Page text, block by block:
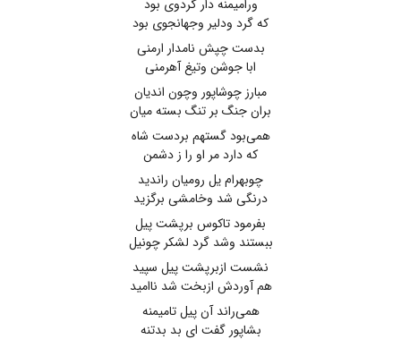
ورامیمنه دار گردوی بود
که گرد ودلیر وجهانجوی بود
بدست چپش نامدار ارمنی
ابا جوشن وتیغ آهرمنی
مبارز چوشاپور وچون اندیان
بران جنگ بر تنگ بسته میان
همی‌بود گستهم بردست شاه
که دارد مر او را ز دشمن
چوبهرام یل رومیان راندید
درنگی شد وخامشی برگزید
بفرمود تاکوس برپشت پیل
ببستند وشد گرد لشکر چونیل
نشست ازبرپشت پیل سپید
هم آوردش ازبخت شد ناامید
همی‌راند آن پیل تامیمنه
بشاپور گفت ای بد بدتنه